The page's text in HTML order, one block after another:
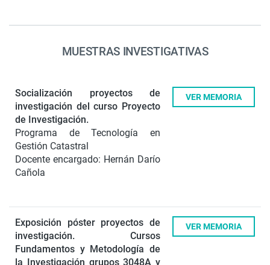
MUESTRAS INVESTIGATIVAS
Socialización proyectos de
investigación del curso Proyecto
de Investigación.
Programa de Tecnología en
Gestión Catastral
Docente encargado: Hernán Darío
Cañola
VER MEMORIA
Exposición póster proyectos de
investigación. Cursos
Fundamentos y Metodología de
la Investigación grupos 3048A y
VER MEMORIA